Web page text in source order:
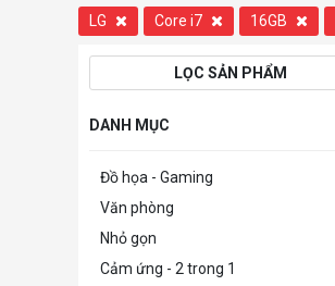
LG Core i7 16GB
LỌC SẢN PHẨM
DANH MỤC
Đồ họa - Gaming
Văn phòng
Nhỏ gọn
Cảm ứng - 2 trong 1